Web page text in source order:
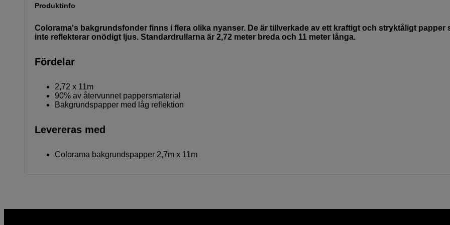
Produktinfo
Colorama's bakgrundsfonder finns i flera olika nyanser. De är tillverkade av ett kraftigt och stryktåligt papper
inte reflekterar onödigt ljus. Standardrullarna är 2,72 meter breda och 11 meter långa.
Fördelar
2,72 x 11m
90% av återvunnet pappersmaterial
Bakgrundspapper med låg reflektion
Levereras med
Colorama bakgrundspapper 2,7m x 11m